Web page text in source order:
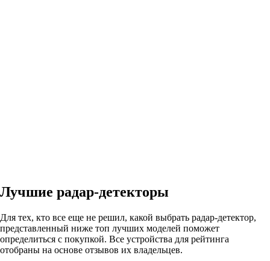
Лучшие радар-детекторы
Для тех, кто все еще не решил, какой выбрать радар-детектор,
представленный ниже топ лучших моделей поможет
определиться с покупкой. Все устройства для рейтинга
отобраны на основе отзывов их владельцев.